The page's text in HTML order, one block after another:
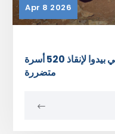
صـودما تعزز جهودها الإغاثية في بيدوا لإنقاذ 520 أسرة
متضررة
Apr 8 2026